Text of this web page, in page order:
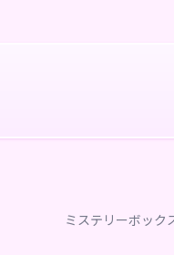
ミステリーボック